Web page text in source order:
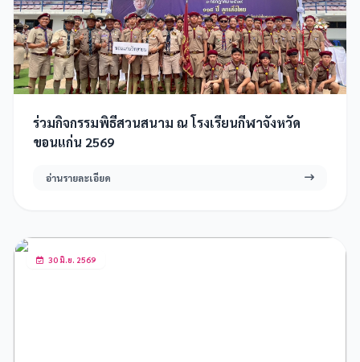
ร่วมกิจกรรมพิธีสวนสนาม ณ โรงเรียนกีฬาจังหวัด
ขอนแก่น 2569
อ่านรายละเอียด
30 มิ.ย. 2569